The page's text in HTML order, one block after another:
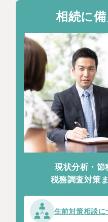
相続に
現状分析・節
税務調査対策
生前対策相談に